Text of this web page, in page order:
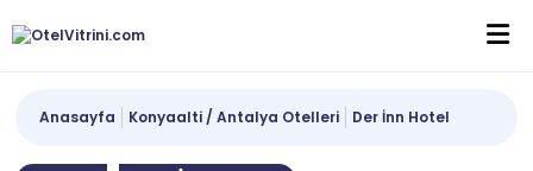
Anasayfa Konyaalti / Antalya Otelleri Der İnn Hotel